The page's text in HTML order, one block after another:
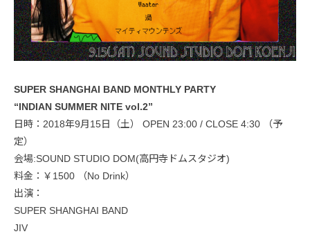
SUPER SHANGHAI BAND MONTHLY PARTY
“INDIAN SUMMER NITE vol.2”
日時：2018年9月15日（土） OPEN 23:00 / CLOSE 4:30 （予
定）
会場:SOUND STUDIO DOM(高円寺ドムスタジオ)
料金：￥1500 （No Drink）
出演：
SUPER SHANGHAI BAND
JIV